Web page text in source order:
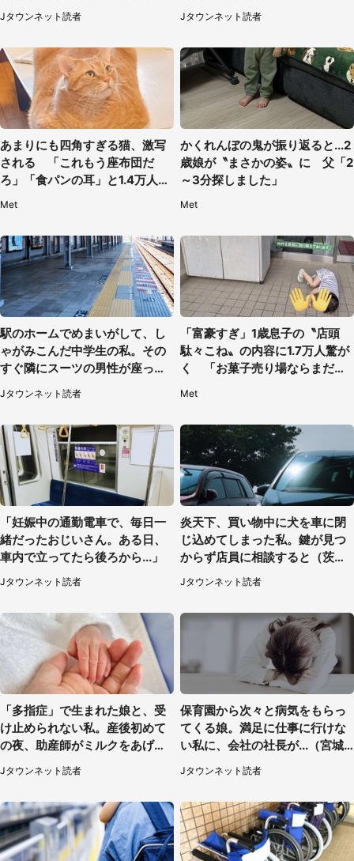
られて（神奈川県・30代女性）
Jタウンネット読者
を見て...（福岡県・30代女性）
Jタウンネット読者
あまりにも四角すぎる猫、激写
される 「これもう座布団だ
ろ」「食パンの耳」と1.4万人困
惑
Met
かくれんぼの鬼が振り返ると...2
歳娘が〝まさかの姿〟に 父「2
～3分探しました」
Met
駅のホームでめまいがして、し
ゃがみこんだ中学生の私。その
すぐ隣にスーツの男性が座って
きて（千葉県・20代女性）
Jタウンネット読者
「富豪すぎ」1歳息子の〝店頭
駄々こね〟の内容に1.7万人驚が
く 「お菓子売り場ならまだし
Met
「妊娠中の通勤電車で、毎日一
緒だったおじいさん。ある日、
車内で立ってたら後ろから...」
Jタウンネット読者
炎天下、買い物中に犬を車に閉
じ込めてしまった私。鍵が見つ
からず店員に相談すると（茨城
県・50代女性）
Jタウンネット読者
「多指症」で生まれた娘と、受
け止められない私。産後初めて
の夜、助産師がミルクをあげて
るのを見て...（静岡県・20代女
性）
Jタウンネット読者
保育園から次々と病気をもらっ
てくる娘。満足に仕事に行けな
い私に、会社の社長が...（宮城
県・30代女性）
Jタウンネット読者